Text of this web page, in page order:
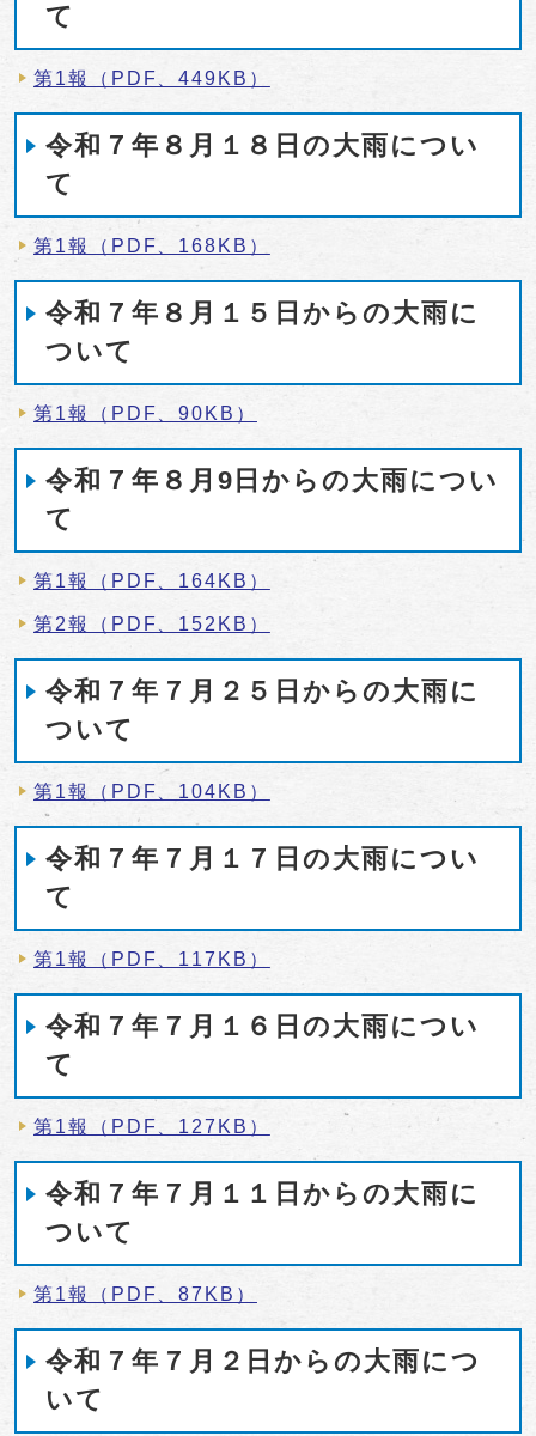
て
第1報（PDF、449KB）
令和７年８月１８日の大雨につい
て
第1報（PDF、168KB）
令和７年８月１５日からの大雨に
ついて
第1報（PDF、90KB）
令和７年８月9日からの大雨につい
て
第1報（PDF、164KB）
第2報（PDF、152KB）
令和７年７月２５日からの大雨に
ついて
第1報（PDF、104KB）
令和７年７月１７日の大雨につい
て
第1報（PDF、117KB）
令和７年７月１６日の大雨につい
て
第1報（PDF、127KB）
令和７年７月１１日からの大雨に
ついて
第1報（PDF、87KB）
令和７年７月２日からの大雨につ
いて